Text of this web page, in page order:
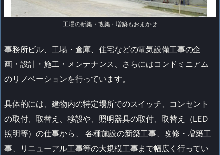
工場の新築・改築・増築もおまかせ
事務所ビル、工場・倉庫、住宅などの電気設備工事の企
画・設計・施工・メンテナンス、さらにはコンドミニアム
のリノベーションを行っています。
具体的には、建物内の特定場所でのスイッチ、コンセント
の取付、取替え、移設や、照明器具の取付、取替え（LED
照明等）の仕事から、 各種施設の新築工事、改修・増築工
事、リニューアル工事等の大規模工事まで幅広く行ってい